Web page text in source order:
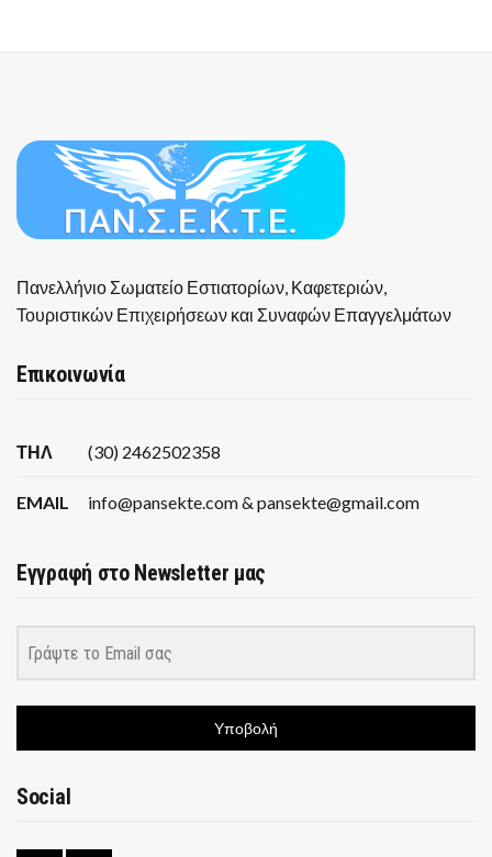
Πανελλήνιο Σωματείο Εστιατορίων, Καφετεριών,
Τουριστικών Επιχειρήσεων και Συναφών Επαγγελμάτων
Επικοινωνία
ΤΗΛ (30) 2462502358
EMAIL info@pansekte.com & pansekte@gmail.com
Εγγραφή στο Newsletter μας
Υποβολή
Social